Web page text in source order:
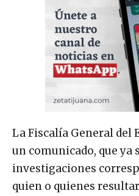
La Fiscalía General del
un comunicado, que ya
investigaciones
quien o quienes